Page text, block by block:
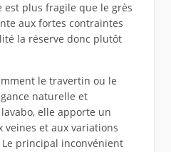
est plus fragile que le grès
aux fortes contraintes
la réserve donc plutôt
le travertin ou le
naturelle et
elle apporte un
veines et aux variations
principal inconvénient